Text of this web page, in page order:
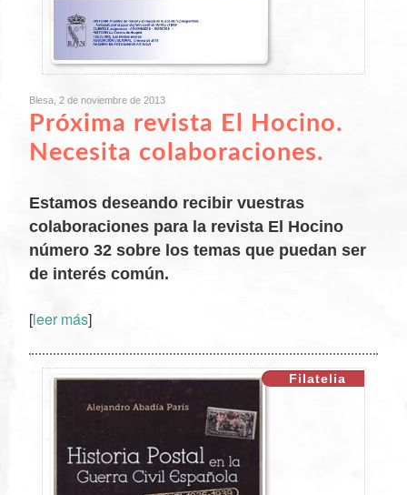
Blesa, 2 de noviembre de 2013
Próxima revista El Hocino.
Necesita colaboraciones.
Estamos deseando recibir vuestras
colaboraciones para la revista El Hocino
número 32 sobre los temas que puedan ser
de interés común.
[leer más]
Filatelia